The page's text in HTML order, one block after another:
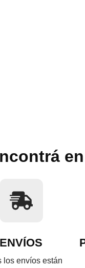
ENVÍOS
los envíos están